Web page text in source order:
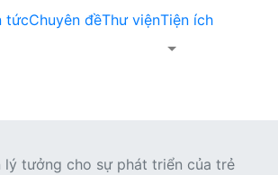
tứcChuyên đềThư việnTiện ích
tưởng cho sự phát triển của trẻ